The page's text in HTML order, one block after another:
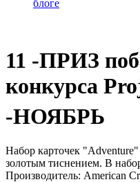
блоге
11 -ПРИЗ
конкурса
-НОЯБРЬ
Набор карточек
золотым тиснением. В
Производитель: American